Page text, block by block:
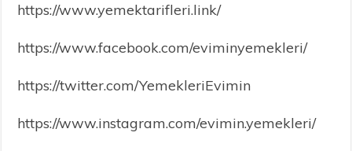
https://www.yemektarifleri.link/
https://www.facebook.com/eviminyemekleri/
https://twitter.com/YemekleriEvimin
https://www.instagram.com/evimin.yemekleri/